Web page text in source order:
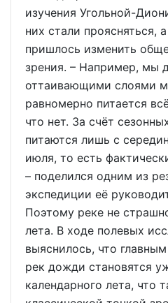
изучения Угольной-
них стали проясняться,
пришлось изменить
зрения. – Например, мы
оттаивающими слоями
равномерно питается
что нет. За счёт
питаются лишь с
июля, то есть
– поделился одним из
экспедиции её
Поэтому реке не
лета. В ходе полевых
выяснилось, что
рек дожди становятся
календарного лета, что